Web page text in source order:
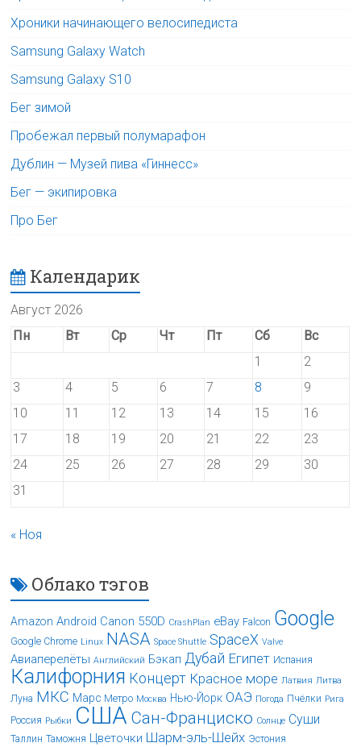
Хроники начинающего велосипедиста
Samsung Galaxy Watch
Samsung Galaxy S10
Бег зимой
Пробежал первый полумарафон
Дублин — Музей пива «Гиннесс»
Бег — экипировка
Про Бег
Календарик
Август 2026
Пн
Вт Ср Чт Пт Сб
Вс
1
2
3
4 5 6 7 8
9
10
11 12 13 14 15
16
17
18 19 20 21 22
23
24
25 26 27 28 29
30
31
« Ноя
Облако тэгов
Amazon Android Canon 550D CrashPlan eBay Falcon Google
Google Chrome Linux NASA Space Shuttle SpaceX Valve
Авиаперелёты Английский Бэкап Дубай Египет Испания
Калифорния Концерт Красное море Латвия Литва
Луна МКС Марс Метро Москва Нью-Йорк ОАЭ Погода Пчёлки Рига
Россия Рыбки США Сан-Франциско Солнце Суши
Таллин Таможня Цветочки Шарм-эль-Шейх Эстония